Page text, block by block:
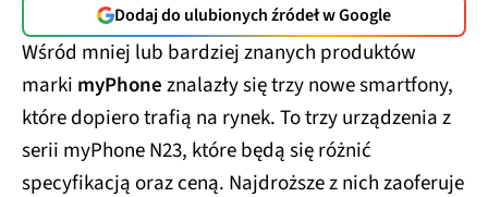
Dodaj do ulubionych źródeł w Google
Wśród mniej lub bardziej znanych produktów
marki myPhoneznalazły się trzy nowe smartfony,
które dopiero trafią na rynek. To trzy urządzenia z
serii myPhone N23, które będą się różnić
specyfikacją oraz ceną. Najdroższe z nich zaoferuje